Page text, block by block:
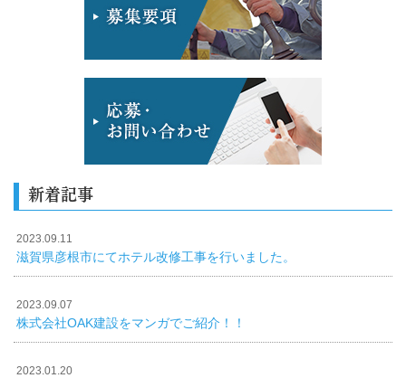
新着記事
2023.09.11
滋賀県彦根市にてホテル改修工事を行いました。
2023.09.07
株式会社OAK建設をマンガでご紹介！！
2023.01.20